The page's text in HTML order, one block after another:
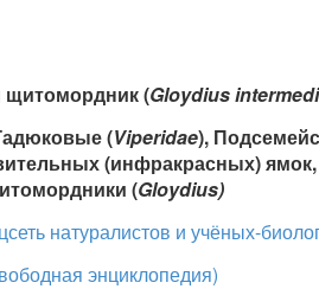
щитомордник(Gloydius
(Viperidae),
(инфракрасных)
(Gloydius)
натуралистов и учёных-
энциклопедия)